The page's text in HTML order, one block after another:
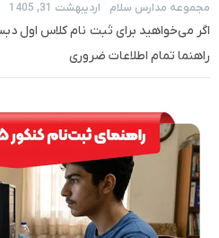
مدارک و زمان
مجموعه مدارس سلام اردیبهشت 31, 1405
راهنما تمام اطلاعات ضروری